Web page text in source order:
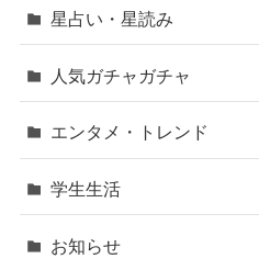
星占い・星読み
人気ガチャガチャ
エンタメ・トレンド
学生生活
お知らせ